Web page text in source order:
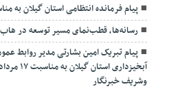
پیام فرمانده انتظامی استان گیلان به
رسانه‌ها، قطب‌نمای مسیر توسعه در
پیام تبریک امین بشارتی مدیر روابط
وشریف خبرنگار